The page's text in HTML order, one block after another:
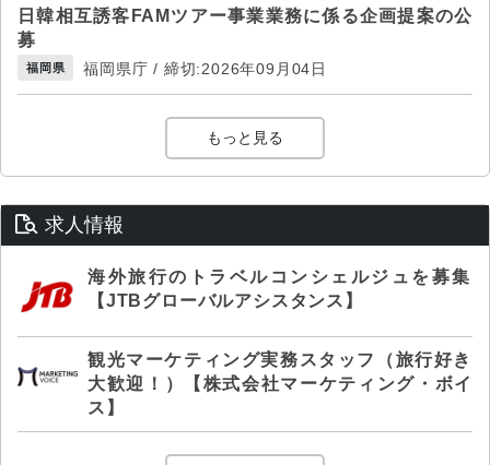
日韓相互誘客FAMツアー事業業務に係る企画提案の公
募
福岡県 福岡県庁 / 締切:2026年09月04日
もっと見る
求人情報
海外旅行のトラベルコンシェルジュを募集
【JTBグローバルアシスタンス】
観光マーケティング実務スタッフ（旅行好き
大歓迎！）【株式会社マーケティング・ボイ
ス】